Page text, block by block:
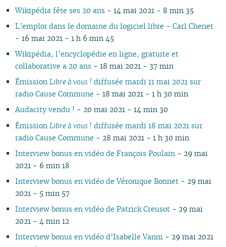
Wikipédia fête ses 20 ans - 14 mai 2021 - 8 min 35
L’emploi dans le domaine du logiciel libre - Carl Chenet
- 16 mai 2021 - 1 h 6 min 45
Wikipédia, l’encyclopédie en ligne, gratuite et
collaborative a 20 ans - 18 mai 2021 - 37 min
ÉmissionLibre à vous ! diffusée mardi 11 mai 2021 sur
radio Cause Commune - 18 mai 2021 - 1 h 30 min
Audacity vendu ! - 20 mai 2021 - 14 min 30
Émission Libre à vous ! diffusée mardi 18 mai 2021 sur
radio Cause Commune - 28 mai 2021 - 1 h 30 min
Interview bonus en vidéo de François Poulain - 29 mai
2021 - 6 min 18
Interview bonus en vidéo de Véronique Bonnet - 29 mai
2021 - 5 min 57
Interview bonus en vidéo de Patrick Creusot - 29 mai
2021 - 4 min 12
Interview bonus en vidéo d’Isabelle Vanni - 29 mai 2021